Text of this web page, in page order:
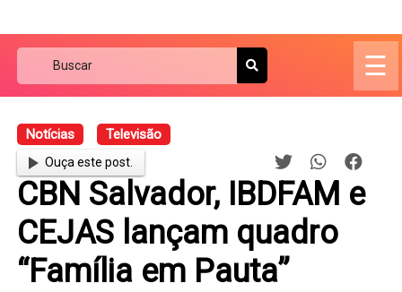
☰
Notícias Televisão
Ouça este post.
CBN Salvador, IBDFAM e
CEJAS lançam quadro
“Família em Pauta”